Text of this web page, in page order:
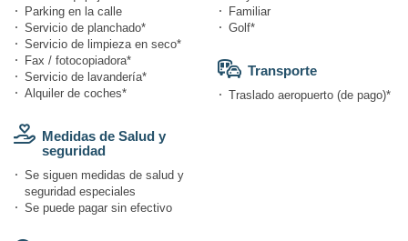
Parking en la calle
Servicio de planchado*
Servicio de limpieza en seco*
Fax / fotocopiadora*
Servicio de lavandería*
Alquiler de coches*
Medidas de Salud y
seguridad
Se siguen medidas de salud y
seguridad especiales
Se puede pagar sin efectivo
Familiar
Golf*
Transporte
Traslado aeropuerto (de pago)*